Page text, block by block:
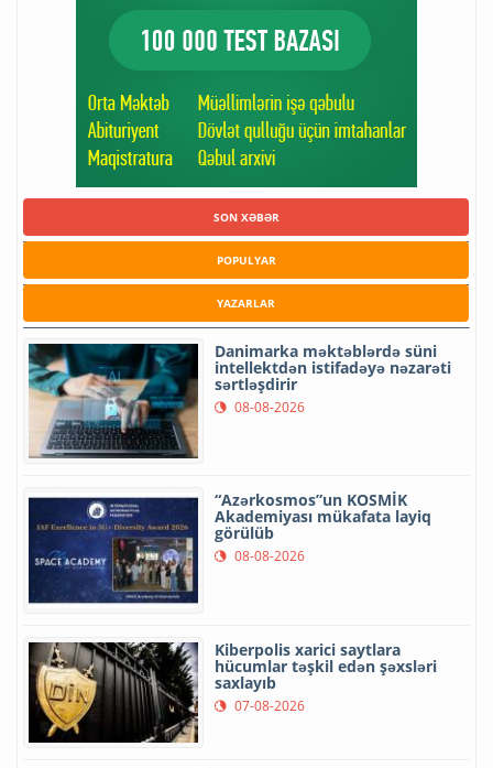
SON XƏBƏR
POPULYAR
YAZARLAR
Danimarka məktəblərdə süni
intellektdən istifadəyə nəzarəti
sərtləşdirir
08-08-2026
“Azərkosmos”un KOSMİK
Akademiyası mükafata layiq
görülüb
08-08-2026
Kiberpolis xarici saytlara
hücumlar təşkil edən şəxsləri
saxlayıb
07-08-2026